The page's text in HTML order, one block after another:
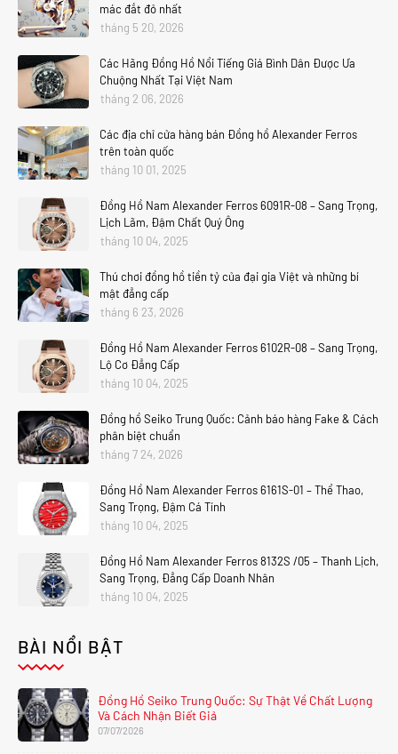
mác đắt đỏ nhất
tháng 5 20, 2026
Các Hãng Đồng Hồ Nổi Tiếng Giá Bình Dân Được Ưa
Chuộng Nhất Tại Việt Nam
tháng 2 06, 2026
Các địa chỉ cửa hàng bán Đồng hồ Alexander Ferros
trên toàn quốc
tháng 10 01, 2025
Đồng Hồ Nam Alexander Ferros 6091R-08 – Sang Trọng,
Lịch Lãm, Đậm Chất Quý Ông
tháng 10 04, 2025
Thú chơi đồng hồ tiền tỷ của đại gia Việt và những bí
mật đẳng cấp
tháng 6 23, 2026
Đồng Hồ Nam Alexander Ferros 6102R-08 – Sang Trọng,
Lộ Cơ Đẳng Cấp
tháng 10 04, 2025
Đồng hồ Seiko Trung Quốc: Cảnh báo hàng Fake & Cách
phân biệt chuẩn
tháng 7 24, 2026
Đồng Hồ Nam Alexander Ferros 6161S-01 – Thể Thao,
Sang Trọng, Đậm Cá Tính
tháng 10 04, 2025
Đồng Hồ Nam Alexander Ferros 8132S /05 – Thanh Lịch,
Sang Trọng, Đẳng Cấp Doanh Nhân
tháng 10 04, 2025
BÀI NỔI BẬT
Đồng Hồ Seiko Trung Quốc: Sự Thật Về Chất Lượng
Và Cách Nhận Biết Giả
07/07/2026